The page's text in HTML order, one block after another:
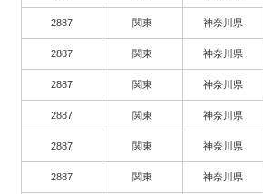
2887 関東 神奈川県
2887 関東 神奈川県
2887 関東 神奈川県
2887 関東 神奈川県
2887 関東 神奈川県
2887 関東 神奈川県